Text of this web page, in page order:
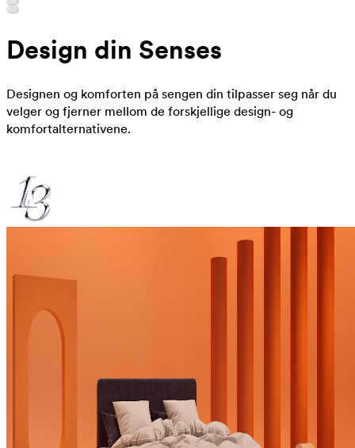
Design din Senses
Designen og komforten på sengen din tilpasser seg når du
velger og fjerner mellom de forskjellige design- og
komfortalternativene.